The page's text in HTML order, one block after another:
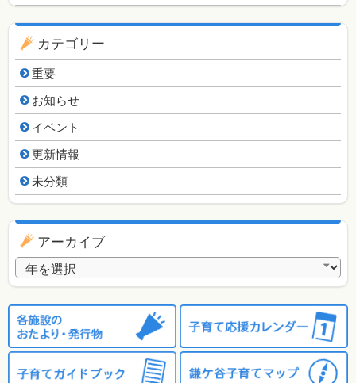
カテゴリー
重要
お知らせ
イベント
更新情報
未分類
アーカイブ
アーカイブ